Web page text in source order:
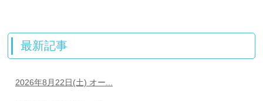
最新記事
2026年8月22日(土) オー...